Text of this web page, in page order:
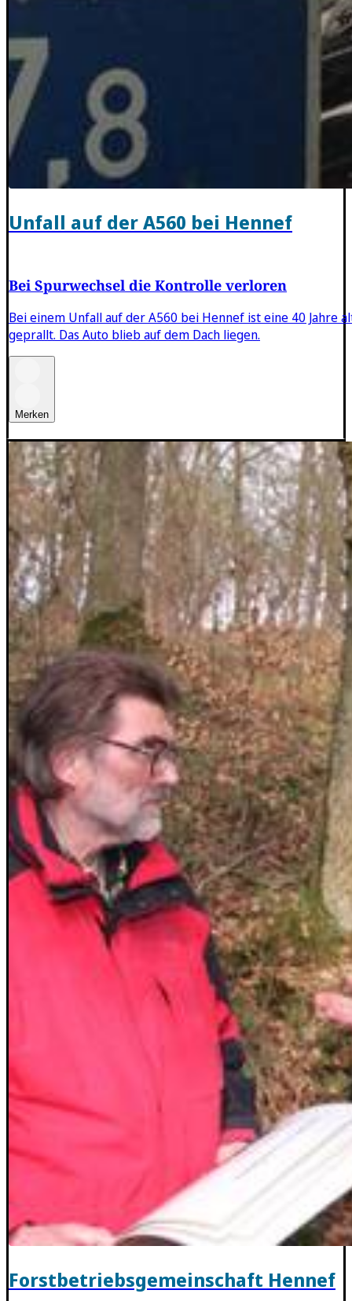
Unfall auf der A560 bei Hennef
Bei Spurwechsel die Kontrolle verloren
Bei einem Unfall auf der A560 bei Hennef ist eine 40 Jahre
geprallt. Das Auto blieb auf dem Dach liegen.
Merken
Forstbetriebsgemeinschaft Hennef